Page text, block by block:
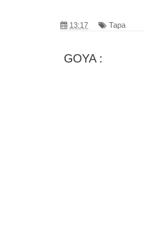
13:17 Tapa
GOYA :